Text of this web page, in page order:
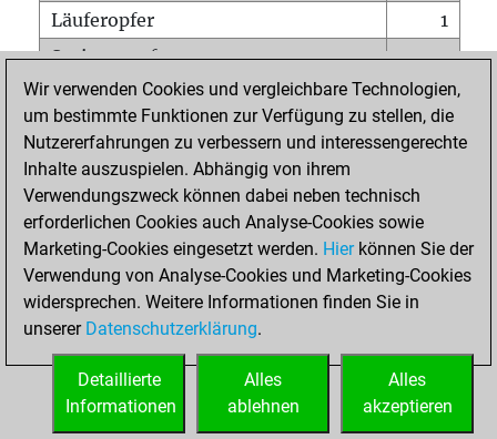
Läuferopfer
1
Springeropfer
0
Bauernopfer
0
Matt auf vollem Brett
0
Bauer setzt Matt
Erstickte Matts
Unterverwandlungen
0
Türme auf der siebten
0
STARTSEITE
Wir verwenden Cookies und vergleichbare Technologien,
um bestimmte Funktionen zur Verfügung zu stellen, die
Nutzererfahrungen zu verbessern und interessengerechte
Inhalte auszuspielen. Abhängig von ihrem
Verwendungszweck können dabei neben technisch
erforderlichen Cookies auch Analyse-Cookies sowie
Marketing-Cookies eingesetzt werden. Hierkönnen Sie der
Verwendung von Analyse-Cookies und Marketing-Cookies
widersprechen. Weitere Informationen finden Sie in
unserer Datenschutzerklärung.
Alles
akzeptieren
Alles
ablehnen
Detaillierte
Informationen